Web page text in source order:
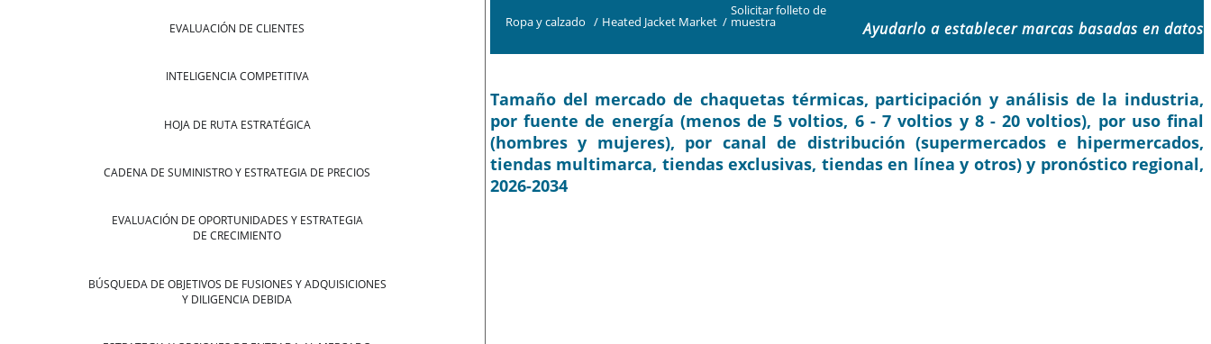
EVALUACIÓN DE CLIENTES
INTELIGENCIA COMPETITIVA
HOJA DE RUTA ESTRATÉGICA
CADENA DE SUMINISTRO Y ESTRATEGIA DE PRECIOS
EVALUACIÓN DE OPORTUNIDADES Y ESTRATEGIA
DE CRECIMIENTO
BÚSQUEDA DE OBJETIVOS DE FUSIONES Y ADQUISICIONES
Y DILIGENCIA DEBIDA
Ropa y calzado / Heated Jacket Market /
Solicitar folleto de
muestra Ayudarlo a establecer marcas basadas en datos
Tamaño del mercado de chaquetas térmicas, participación y análisis de la industria,
por fuente de energía (menos de 5 voltios, 6 - 7 voltios y 8 - 20 voltios), por uso final
(hombres y mujeres), por canal de distribución (supermercados e hipermercados,
tiendas multimarca, tiendas exclusivas, tiendas en línea y otros) y pronóstico regional,
2026-2034